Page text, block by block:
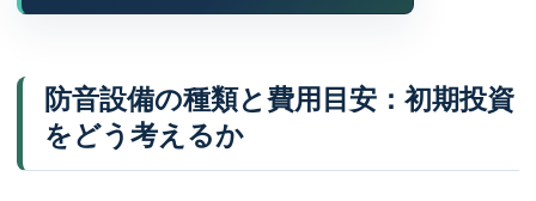
防音設備の種類と費用目安：初期投資
をどう考えるか